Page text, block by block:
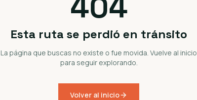
Esta ruta se perdió en tránsito
La página que buscas no existe o fue movida. Vuelve al inicio
para seguir explorando.
Volver al inicio